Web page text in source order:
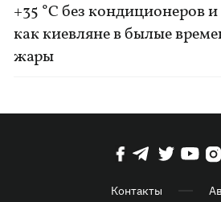
+35 °C без кондиционеров
как киевляне в былые
жары
Контакты